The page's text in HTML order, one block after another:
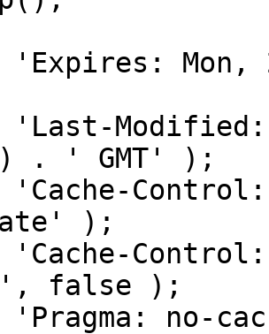
'Expires: Mon,
'Last-
. ' GMT' );
'Cache-
);
'Cache-
false );
'Pragma: no-